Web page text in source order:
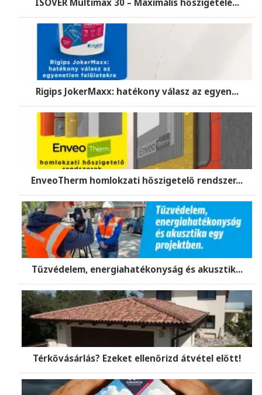
Rigips JokerMaxx: hatékony válasz az egyen...
EnveoTherm homlokzati hőszigetelő rendszer...
Tűzvédelem, energiahatékonyság és akusztik...
Térkővásárlás? Ezeket ellenőrizd átvétel előtt!